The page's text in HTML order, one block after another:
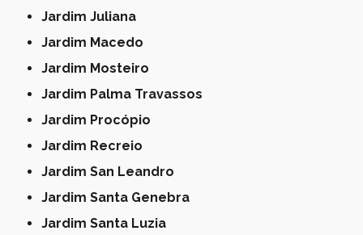
Jardim Juliana
Jardim Macedo
Jardim Mosteiro
Jardim Palma Travassos
Jardim Procópio
Jardim Recreio
Jardim San Leandro
Jardim Santa Genebra
Jardim Santa Luzia